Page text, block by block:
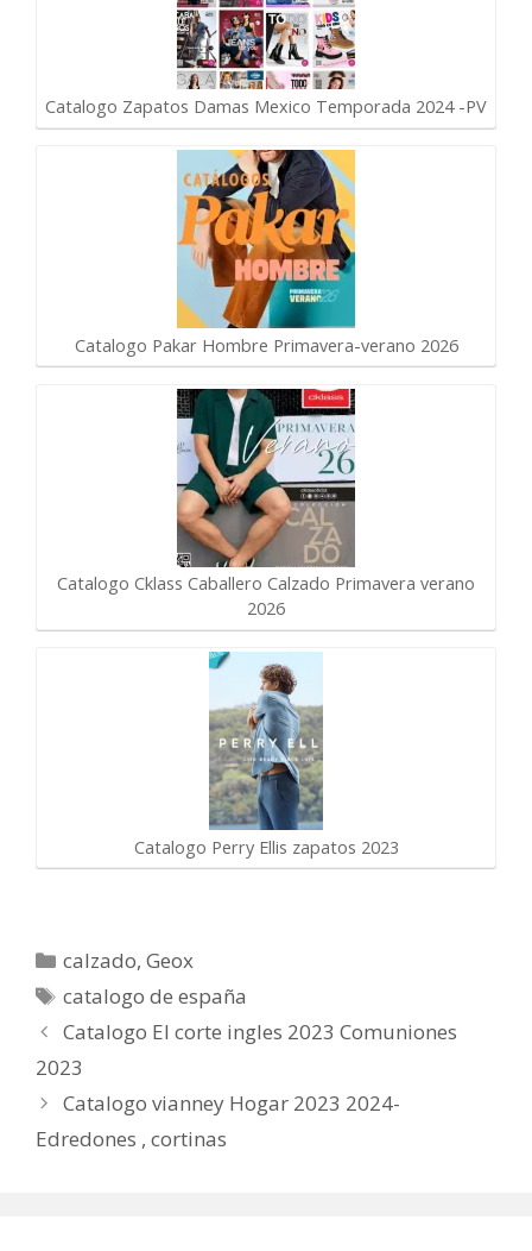
Catalogo Zapatos Damas Mexico Temporada 2024 -PV
Catalogo Pakar Hombre Primavera-verano 2026
Catalogo Cklass Caballero Calzado Primavera verano
2026
Catalogo Perry Ellis zapatos 2023
Categorías
calzado,Geox
Etiquetas
catalogo de españa
Catalogo El corte ingles 2023 Comuniones
2023
Catalogo vianney Hogar 2023 2024-
Edredones , cortinas